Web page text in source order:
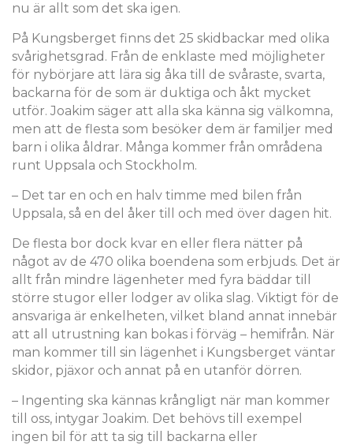
nu är allt som det ska igen.
På Kungsberget finns det 25 skidbackar med olika
svårighetsgrad. Från de enklaste med möjligheter
för nybörjare att lära sig åka till de svåraste, svarta,
backarna för de som är duktiga och åkt mycket
utför. Joakim säger att alla ska känna sig välkomna,
men att de flesta som besöker dem är familjer med
barn i olika åldrar. Många kommer från områdena
runt Uppsala och Stockholm.
– Det tar en och en halv timme med bilen från
Uppsala, så en del åker till och med över dagen hit.
De flesta bor dock kvar en eller flera nätter på
något av de 470 olika boendena som erbjuds. Det är
allt från mindre lägenheter med fyra bäddar till
större stugor eller lodger av olika slag. Viktigt för de
ansvariga är enkelheten, vilket bland annat innebär
att all utrustning kan bokas i förväg – hemifrån. När
man kommer till sin lägenhet i Kungsberget väntar
skidor, pjäxor och annat på en utanför dörren.
– Ingenting ska kännas krångligt när man kommer
till oss, intygar Joakim. Det behövs till exempel
ingen bil för att ta sig till backarna eller